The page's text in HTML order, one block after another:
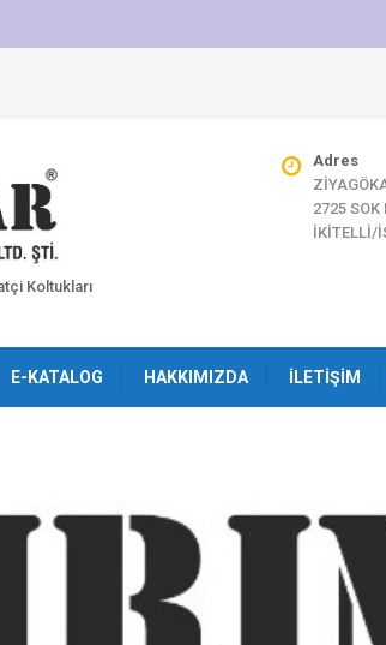
Koltukları
Adres
2725
İKİTELLİ/
E-KATALOG HAKKIMIZDA İLETIŞIM